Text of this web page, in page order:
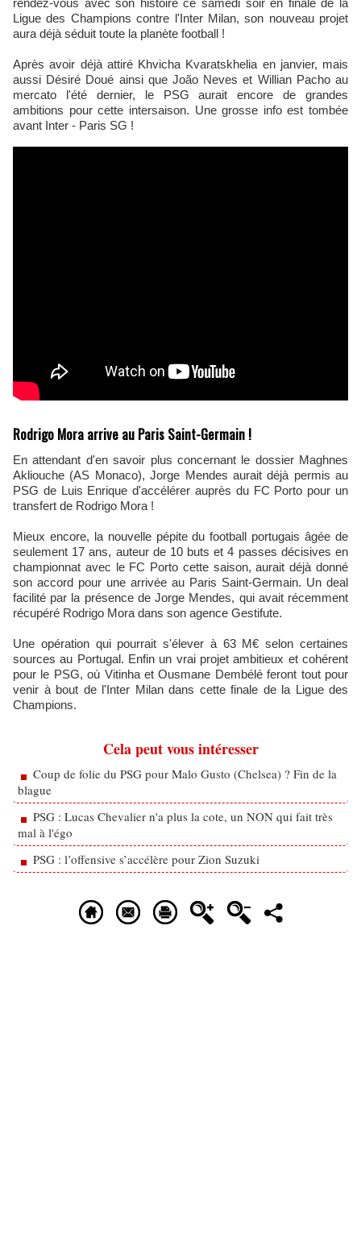
rendez-vous avec son histoire ce samedi soir en finale de la
Ligue des Champions contre l'Inter Milan, son nouveau projet
aura déjà séduit toute la planète football !
Après avoir déjà attiré Khvicha Kvaratskhelia en janvier, mais
aussi Désiré Doué ainsi que João Neves et Willian Pacho au
mercato l'été dernier, le PSG aurait encore de grandes
ambitions pour cette intersaison. Une grosse info est tombée
avant Inter - Paris SG !
Rodrigo Mora arrive au Paris Saint-Germain !
En attendant d'en savoir plus concernant le dossier Maghnes
Akliouche (AS Monaco), Jorge Mendes aurait déjà permis au
PSG de Luis Enrique d'accélérer auprès du FC Porto pour un
transfert de Rodrigo Mora !
Mieux encore, la nouvelle pépite du football portugais âgée de
seulement 17 ans, auteur de 10 buts et 4 passes décisives en
championnat avec le FC Porto cette saison, aurait déjà donné
son accord pour une arrivée au Paris Saint-Germain. Un deal
facilité par la présence de Jorge Mendes, qui avait récemment
récupéré Rodrigo Mora dans son agence Gestifute.
Une opération qui pourrait s'élever à 63 M€ selon certaines
sources au Portugal. Enfin un vrai projet ambitieux et cohérent
pour le PSG, où Vitinha et Ousmane Dembélé feront tout pour
venir à bout de l'Inter Milan dans cette finale de la Ligue des
Champions.
Cela peut vous intéresser
Coup de folie du PSG pour Malo Gusto (Chelsea) ? Fin de la
blague
PSG : Lucas Chevalier n'a plus la cote, un NON qui fait très
mal à l'égo
PSG : l’offensive s’accélère pour Zion Suzuki